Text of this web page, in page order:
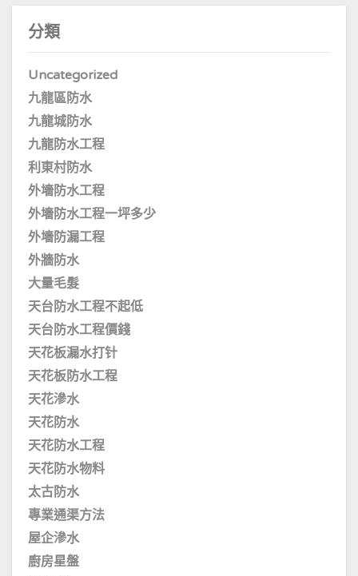
分類
Uncategorized
九龍區防水
九龍城防水
九龍防水工程
利東村防水
外墻防水工程
外墻防水工程一坪多少
外墻防漏工程
外牆防水
大量毛髮
天台防水工程不起低
天台防水工程價錢
天花板漏水打针
天花板防水工程
天花滲水
天花防水
天花防水工程
天花防水物料
太古防水
專業通渠方法
屋企滲水
廚房星盤